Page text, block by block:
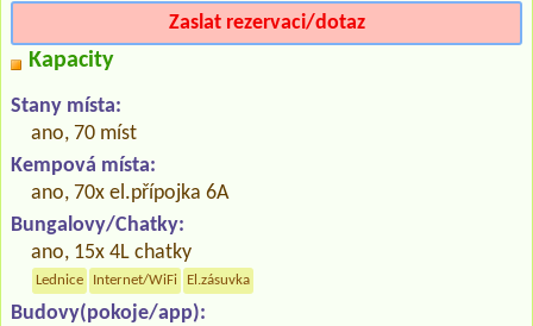
Zaslat rezervaci/dotaz
Kapacity
Stany místa:
ano, 70 míst
Kempová místa:
ano, 70x el.přípojka 6A
Bungalovy/Chatky:
ano, 15x 4L chatky
Lednice Internet/WiFi El.zásuvka
Budovy(pokoje/app):